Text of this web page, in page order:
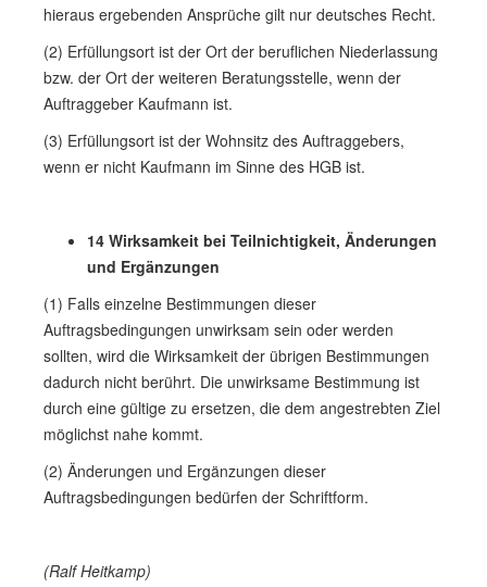
hieraus ergebenden Ansprüche gilt nur deutsches Recht.
(2) Erfüllungsort ist der Ort der beruflichen Niederlassung
bzw. der Ort der weiteren Beratungsstelle, wenn der
Auftraggeber Kaufmann ist.
(3) Erfüllungsort ist der Wohnsitz des Auftraggebers,
wenn er nicht Kaufmann im Sinne des HGB ist.
14 Wirksamkeit bei Teilnichtigkeit, Änderungen
und Ergänzungen
(1) Falls einzelne Bestimmungen dieser
Auftragsbedingungen unwirksam sein oder werden
sollten, wird die Wirksamkeit der übrigen Bestimmungen
dadurch nicht berührt. Die unwirksame Bestimmung ist
durch eine gültige zu ersetzen, die dem angestrebten Ziel
möglichst nahe kommt.
(2) Änderungen und Ergänzungen dieser
Auftragsbedingungen bedürfen der Schriftform.
(Ralf Heitkamp)